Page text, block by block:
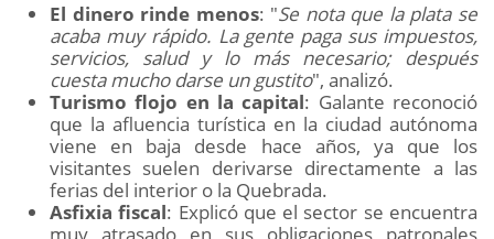
El dinero rinde menos: "Se nota que la plata se
acaba muy rápido. La gente paga sus impuestos,
servicios, salud y lo más necesario; después
cuesta mucho darse un gustito", analizó.
Turismo flojo en la capital: Galante reconoció
que la afluencia turística en la ciudad autónoma
viene en baja desde hace años, ya que los
visitantes suelen derivarse directamente a las
ferias del interior o la Quebrada.
Asfixia fiscal: Explicó que el sector se encuentra